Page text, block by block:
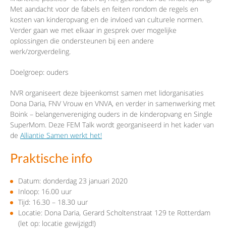
Met aandacht voor de fabels en feiten rondom de regels en
kosten van kinderopvang en de invloed van culturele normen.
Verder gaan we met elkaar in gesprek over mogelijke
oplossingen die ondersteunen bij een andere
werk/zorgverdeling.
Doelgroep: ouders
NVR organiseert deze bijeenkomst samen met lidorganisaties
Dona Daria, FNV Vrouw en VNVA, en verder in samenwerking met
Boink – belangenvereniging ouders in de kinderopvang en Single
SuperMom. Deze FEM Talk wordt georganiseerd in het kader van
de Alliantie Samen werkt het!
Praktische info
Datum: donderdag 23 januari 2020
Inloop: 16.00 uur
Tijd: 16.30 – 18.30 uur
Locatie: Dona Daria, Gerard Scholtenstraat 129 te Rotterdam
(let op: locatie gewijzigd!)